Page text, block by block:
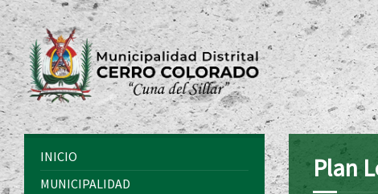
Plan
INICIO
MUNICIPALIDAD